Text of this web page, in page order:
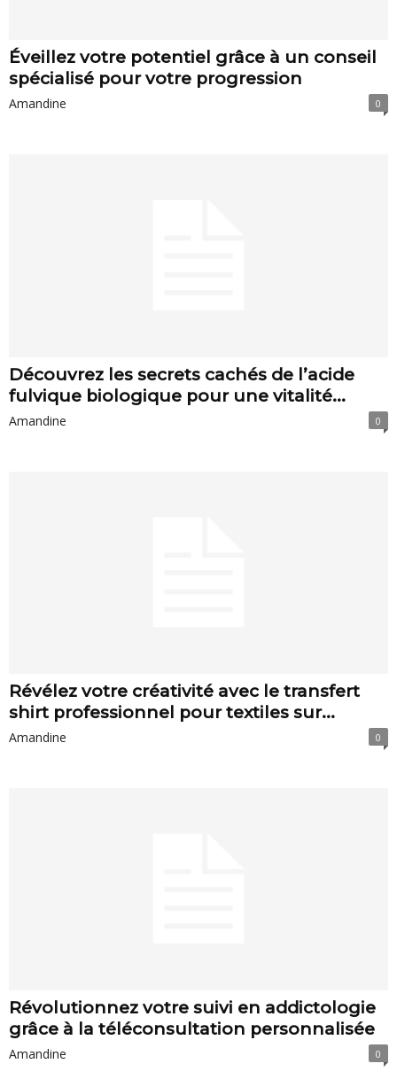
Éveillez votre potentiel grâce à un conseil
spécialisé pour votre progression
Amandine 0
Découvrez les secrets cachés de l’acide
fulvique biologique pour une vitalité...
Amandine 0
Révélez votre créativité avec le transfert
shirt professionnel pour textiles sur...
Amandine 0
Révolutionnez votre suivi en addictologie
grâce à la téléconsultation personnalisée
Amandine 0